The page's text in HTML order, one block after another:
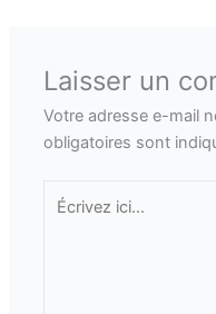
Laisser un
Votre adresse e-mail
obligatoires sont
Écrivez
ici…